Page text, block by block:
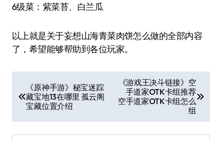
6级菜：紫菜苔、白兰瓜
以上就是关于妄想山海青菜肉饼怎么做的全部内容
了，希望能够帮助到各位玩家。
章
《原神手游》秘宝迷踪
藏宝地13在哪里 孤云阁
宝藏位置介绍
《游戏王决斗链接》空
手道家OTK卡组推荐
空手道家OTK卡组怎么
组